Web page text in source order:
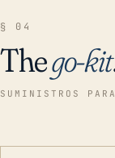
§ 04
Thego-kit
SUMINISTROS